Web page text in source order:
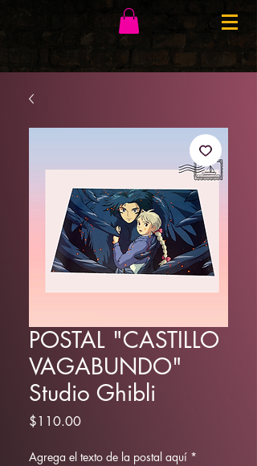
POSTAL "CASTILLO
VAGABUNDO"
Studio Ghibli
$110.00Precio
Agrega el texto de la postal aquí *